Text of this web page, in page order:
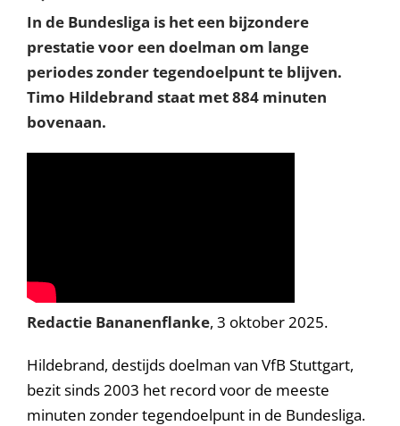
Groundhopverhalen
De fans
Achtergrond
In de Bundesliga is het een bijzondere
prestatie voor een doelman om lange
periodes zonder tegendoelpunt te blijven.
Timo Hildebrand staat met 884 minuten
bovenaan.
Redactie Bananenflanke, 3 oktober 2025.
Hildebrand, destijds doelman van VfB Stuttgart,
bezit sinds 2003 het record voor de meeste
minuten zonder tegendoelpunt in de Bundesliga.